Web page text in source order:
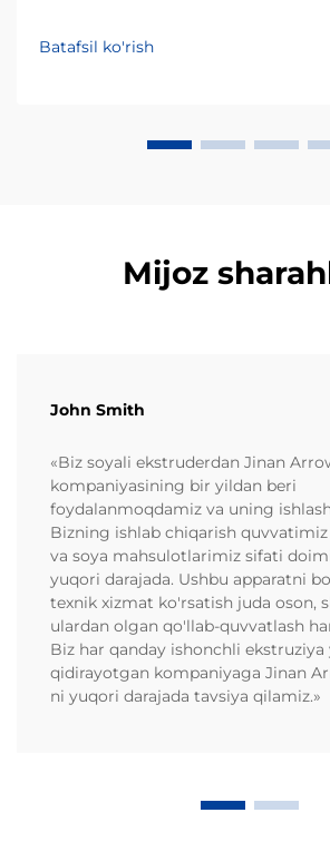
ishlagan tajribamdan kelib chiqqan
natijaga erishishda eng kam
Batafsil ko'rish
Mijoz
John Smith
«Biz soyali ekstruderdan Jinan
kompaniyasining bir yildan beri
foydalanmoqdamiz va uning
Bizning ishlab chiqarish quvvatimiz
va soya mahsulotlarimiz sifati
yuqori darajada. Ushbu apparatni
texnik xizmat ko'rsatish juda oson,
ulardan olgan qo'llab-quvvatlash
Biz har qanday ishonchli
qidirayotgan kompaniyaga Jinan
ni yuqori darajada tavsiya qilamiz.»